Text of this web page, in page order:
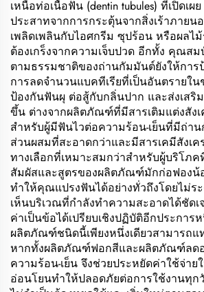
เหนือท่อเนื้อฟัน (dentin tubules) ที่เปิดเ
ประสาทจากการกระตุ้นจากสิ่งเร้าภาย
เพลิดเพลินกับไอศกรีม ซุปร้อน หรือผลไม้
ต้องเกร็งจากความเจ็บปวด อีกทั้ง คุณส
ตามธรรมชาติของถ่านกัมมันต์ยังให้การ
การลดจำนวนแบคทีเรียที่เป็นอันตรายใ
ป้องกันฟันผุ ต่อสู้กับกลิ่นปาก และส่งเสริ
ขึ้น ต่างจากผลิตภัณฑ์ที่มีสารเติมแต่งสัง
สำหรับผู้มีฟันไวต่อความร้อน-เย็นที่มีถ่า
ส่วนผสมที่สะอาดกว่าและมีสารเคมีสังเค
ทางเลือกที่เหมาะสมกว่าสำหรับผู้บริโภ
สัมผัสและสูตรของผลิตภัณฑ์มักก่อฟองน้
ทำให้คุณแปรงฟันได้อย่างทั่วถึงโดยไม่ร
เห็นบริเวณที่กำลังทำความสะอาดได้ชัด
ค่าเป็นข้อได้เปรียบเชิงปฏิบัติอีกประการ
ผลิตภัณฑ์ชนิดนี้เพียงหนึ่งเดียวสามารถ
หากทั้งผลิตภัณฑ์ฟอกสีและผลิตภัณฑ์ลด
ความร้อน-เย็น จึงช่วยประหยัดค่าใช้จ่าย
อ่อนโยนทำให้ปลอดภัยต่อการใช้งานทุก